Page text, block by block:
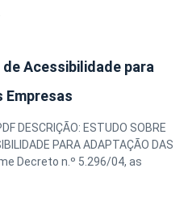
Acessibilidade para
Empresas
DESCRIÇÃO: ESTUDO SOBRE
PARA ADAPTAÇÃO DAS
Decreto n.º 5.296/04, as